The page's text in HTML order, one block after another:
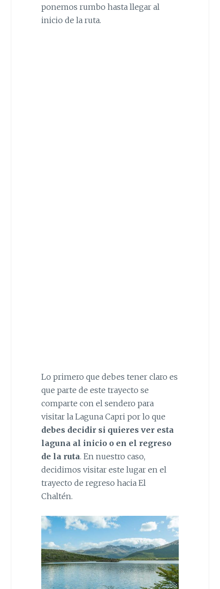
ponemos rumbo hasta llegar al
inicio de la ruta.
Lo primero que debes tener claro es
que parte de este trayecto se
comparte con el sendero para
visitar la Laguna Capri por lo que
debes decidir si quieres ver esta
laguna al inicio o en el regreso
de la ruta. En nuestro caso,
decidimos visitar este lugar en el
trayecto de regreso hacia El
Chaltén.